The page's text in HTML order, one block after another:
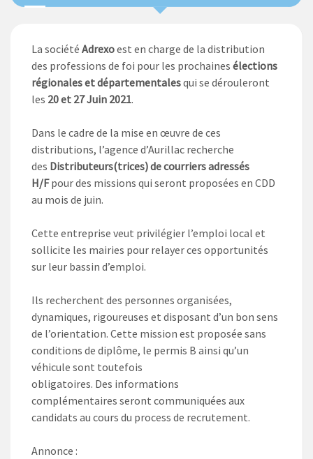
La société Adrexoest en charge de la distribution
des professions de foi pour les prochaines élections
régionales et départementalesqui se dérouleront
les 20 et 27 Juin 2021.
Dans le cadre de la mise en œuvre de ces
distributions, l’agence d’Aurillac recherche
des Distributeurs(trices) de courriers adressés
H/Fpour des missions qui seront proposées en CDD
au mois de juin.
Cette entreprise veut privilégier l’emploi local et
sollicite les mairies pour relayer ces opportunités
sur leur bassin d’emploi.
Ils recherchent des personnes organisées,
dynamiques, rigoureuses et disposant d’un bon sens
de l’orientation. Cette mission est proposée sans
conditions de diplôme, le permis B ainsi qu’un
véhicule sont toutefois
obligatoires. Des informations
complémentaires seront communiquées aux
candidats au cours du process de recrutement.
Annonce :